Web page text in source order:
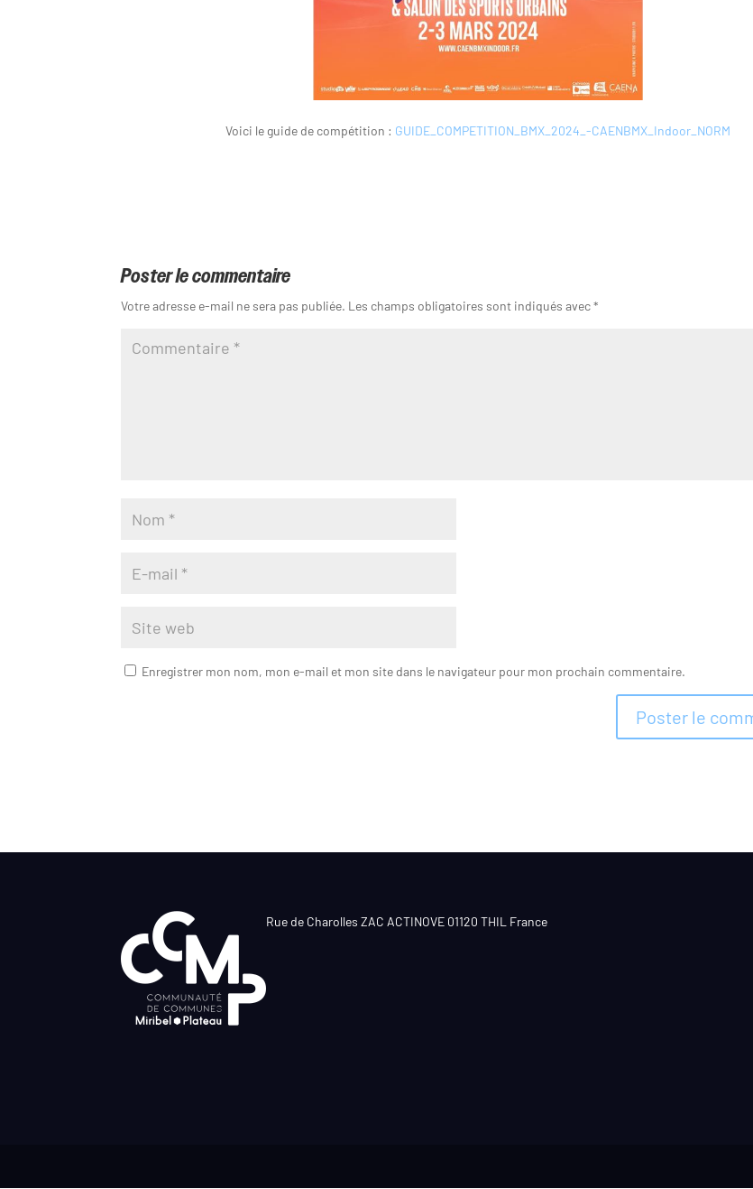
Voici le guide de compétition : GUIDE_COMPETITION_BMX_2024_-CAENBMX_Indoor_NORM
Poster le commentaire
Votre adresse e-mail ne sera pas publiée. Les champs obligatoires sont indiqués avec*
Enregistrer mon nom, mon e-mail et mon site dans le navigateur pour mon prochain commentaire.
Rue de Charolles ZAC ACTINOVE 01120 THIL France